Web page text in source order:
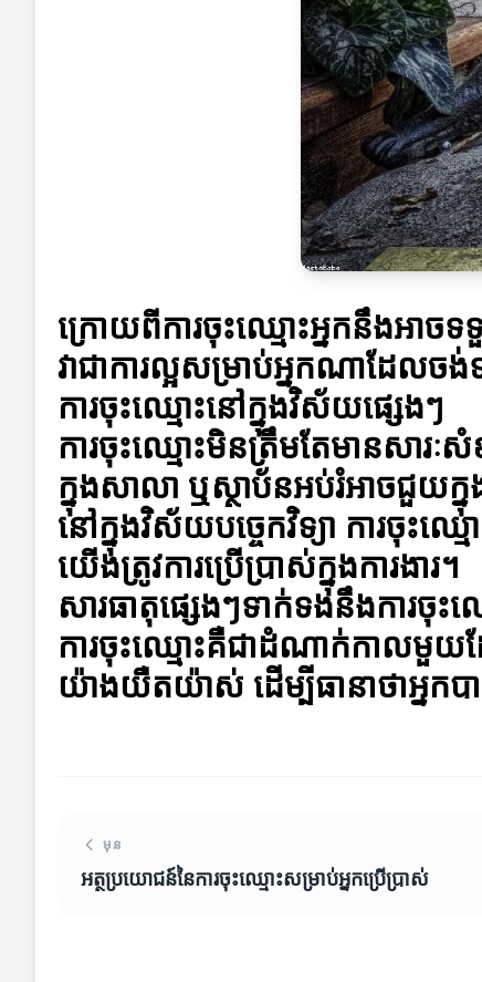
ក្រោយពីការចុះឈ្មោះអ្នកនឹងអាច
វាជាការល្អសម្រាប់អ្នកណាដែល
ការចុះឈ្មោះនៅក្នុងវិស័យផ្សេងៗ
ការចុះឈ្មោះមិនត្រឹមតែមានសារៈ
ក្នុងសាលា ឬស្ថាប័នអប់រំអាចជួយក្
នៅក្នុងវិស័យបច្ចេកវិទ្យា ការចុះ
យើងត្រូវការប្រើប្រាស់ក្នុងការងារ។
សារធាតុផ្សេងៗទាក់ទងនឹងការចុះឈ្
ការចុះឈ្មោះគឺជាដំណាក់កាលមួយដ
យ៉ាងយឺតយ៉ាស់ ដើម្បីធានាថាអ្នកប
មុន
អត្ថប្រយោជន៍នៃការចុះឈ្មោះសម្រាប់អ្នកប្រើប្រាស់